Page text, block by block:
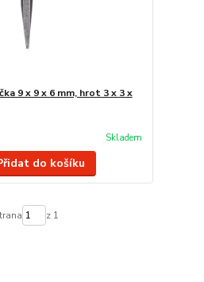
9 x 9 x 6 mm, hrot 3 x 3 x
Skladem
do košíku
z 1